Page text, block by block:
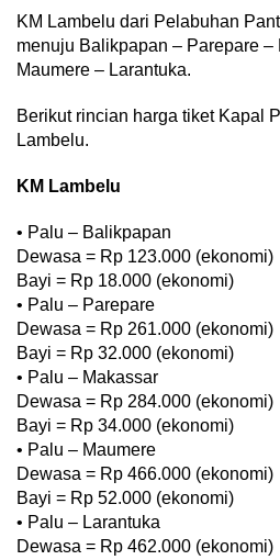
KM Lambelu dari Pelabuhan
menuju Balikpapan – Parepare –
Maumere – Larantuka.
Berikut rincian harga tiket Kapal
Lambelu.
KM Lambelu
• Palu – Balikpapan
Dewasa = Rp 123.000 (ekonomi)
Bayi = Rp 18.000 (ekonomi)
• Palu – Parepare
Dewasa = Rp 261.000 (ekonomi)
Bayi = Rp 32.000 (ekonomi)
• Palu – Makassar
Dewasa = Rp 284.000 (ekonomi)
Bayi = Rp 34.000 (ekonomi)
• Palu – Maumere
Dewasa = Rp 466.000 (ekonomi)
Bayi = Rp 52.000 (ekonomi)
• Palu – Larantuka
Dewasa = Rp 462.000 (ekonomi)